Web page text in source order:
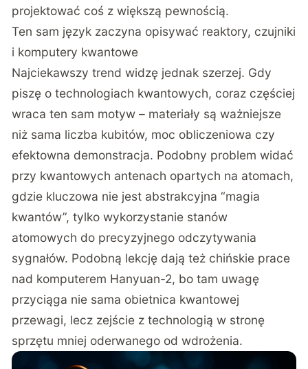
projektować coś z większą pewnością.
Ten sam język zaczyna opisywać reaktory, czujniki
i komputery kwantowe
Najciekawszy trend widzę jednak szerzej. Gdy
piszę o technologiach kwantowych, coraz częściej
wraca ten sam motyw – materiały są ważniejsze
niż sama liczba kubitów, moc obliczeniowa czy
efektowna demonstracja. Podobny problem widać
przy kwantowych antenach opartych na atomach,
gdzie kluczowa nie jest abstrakcyjna “magia
kwantów”, tylko wykorzystanie stanów
atomowych do precyzyjnego odczytywania
sygnałów. Podobną lekcję dają też chińskie prace
nad komputerem Hanyuan-2, bo tam uwagę
przyciąga nie sama obietnica kwantowej
przewagi, lecz zejście z technologią w stronę
sprzętu mniej oderwanego od wdrożenia.